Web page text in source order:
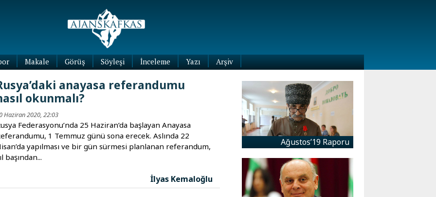
Makale Görüş Söyleşi İnceleme
Yazı
Arşiv
anayasa referandumu
okunmalı?
Haziran 2020, 22:03
Federasyonu’nda 25 Haziran’da başlayan Anayasa
1 Temmuz günü sona erecek. Aslında 22
yapılması ve bir gün sürmesi planlanan referandum,
başından...
İlyas Kemaloğlu
Ağustos’19 Raporu